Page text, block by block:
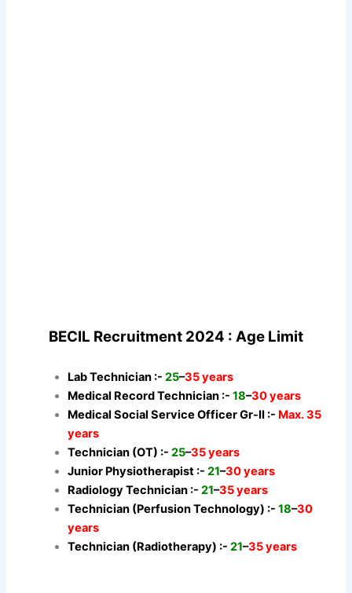
BECIL Recruitment 2024 : Age Limit
Lab Technician :-25–35 years
Medical Record Technician :-18–30 years
Medical Social Service Officer Gr-II :- Max. 35
years
Technician (OT) :-25–35 years
Junior Physiotherapist :-21–30 years
Radiology Technician :-21–35 years
Technician (Perfusion Technology) :-18–30
years
Technician (Radiotherapy) :-21–35 years